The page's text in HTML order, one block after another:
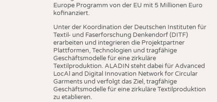
Europe Programm von der EU mit 5 Millionen Euro
kofinanziert.
Unter der Koordination der Deutschen Instituten für
Textil- und Faserforschung Denkendorf (DITF)
erarbeiten und integrieren die Projektpartner
Plattformen, Technologien und tragfähige
Geschäftsmodelle für eine zirkuläre
Textilproduktion. ALADIN steht dabei für Advanced
LocAl and Digital Innovation Network for Circular
Garments und verfolgt das Ziel, tragfähige
Geschäftsmodelle für eine zirkuläre Textilproduktion
zu etablieren.